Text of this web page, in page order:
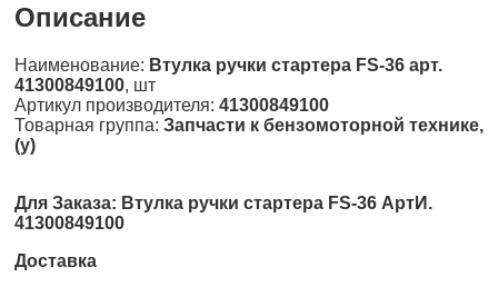
Описание
Наименование: Втулка ручки стартера FS-36 арт.
41300849100, шт
Артикул производителя: 41300849100
Товарная группа: Запчасти к бензомоторной технике,
(у)
Для Заказа: Втулка ручки стартера FS-36 АртИ.
41300849100
Доставка